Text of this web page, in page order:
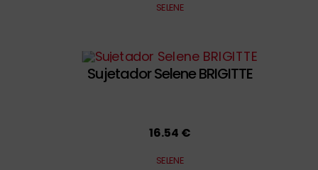
SELENE
Sujetador Selene BRIGITTE
16.54 €
SELENE